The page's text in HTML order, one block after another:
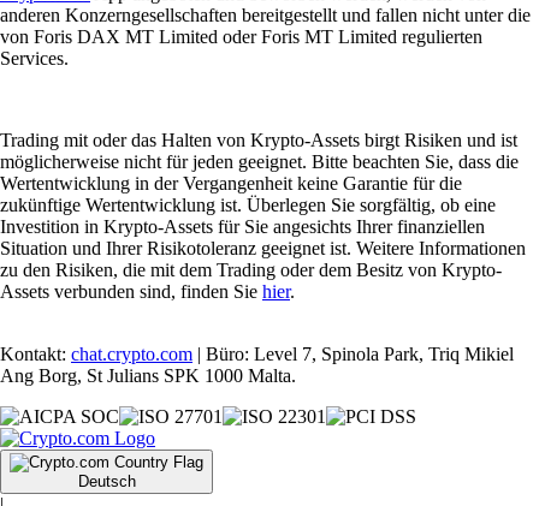
anderen Konzerngesellschaften bereitgestellt und fallen nicht unter die
von Foris DAX MT Limited oder Foris MT Limited regulierten
Services.
Trading mit oder das Halten von Krypto-Assets birgt Risiken und ist
möglicherweise nicht für jeden geeignet. Bitte beachten Sie, dass die
Wertentwicklung in der Vergangenheit keine Garantie für die
zukünftige Wertentwicklung ist. Überlegen Sie sorgfältig, ob eine
Investition in Krypto-Assets für Sie angesichts Ihrer finanziellen
Situation und Ihrer Risikotoleranz geeignet ist. Weitere Informationen
zu den Risiken, die mit dem Trading oder dem Besitz von Krypto-
Assets verbunden sind, finden Sie hier.
Kontakt: chat.crypto.com | Büro: Level 7, Spinola Park, Triq Mikiel
Ang Borg, St Julians SPK 1000 Malta.
Deutsch